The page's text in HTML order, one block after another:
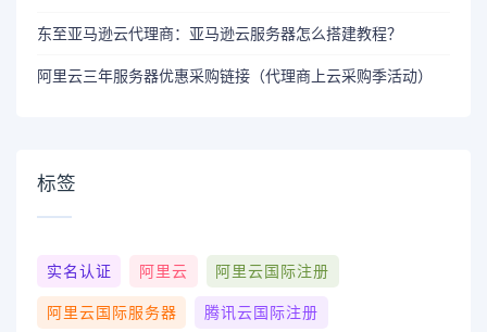
东至亚马逊云代理商：亚马逊云服务器怎么搭建教程？
阿里云三年服务器优惠采购链接（代理商上云采购季活动）
标签
实名认证 阿里云 阿里云国际注册
阿里云国际服务器 腾讯云国际注册